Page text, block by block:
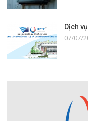
Dịch
07/07/